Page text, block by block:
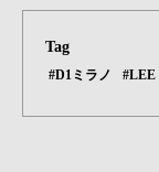
Tag
#D1ミラノ #LEE